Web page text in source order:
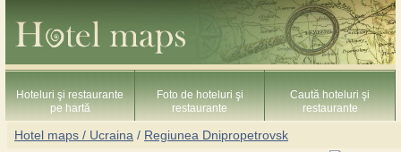
Hoteluri şi restaurante
pe hartă
Foto de hoteluri şi
restaurante
Caută hoteluri şi
restaurante
Hotel maps / Ucraina / Regiunea Dnipropetrovsk